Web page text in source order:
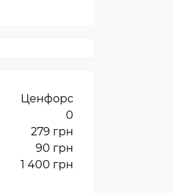
Ценфорс
0
279 грн
90 грн
1 400 грн